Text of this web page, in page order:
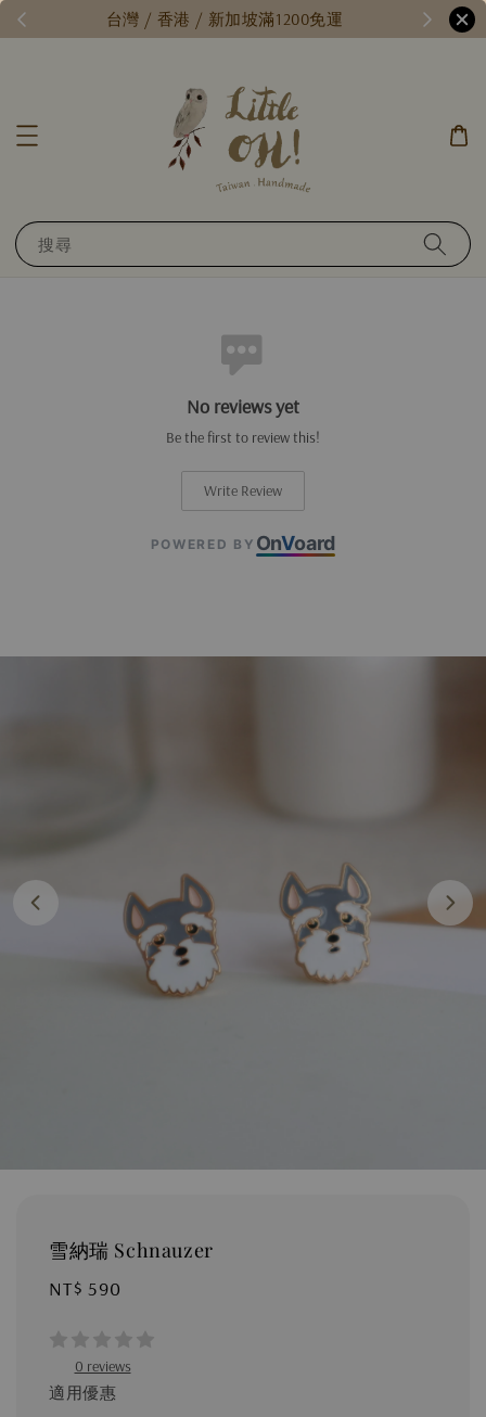
台灣 / 香港 / 新加坡滿1200免運
搜尋
雪納瑞 Schnauzer
Regular
NT$ 590
0 reviews
適用優惠
No reviews yet
Be the first to review this!
Write Review
POWERED BY OnVoard